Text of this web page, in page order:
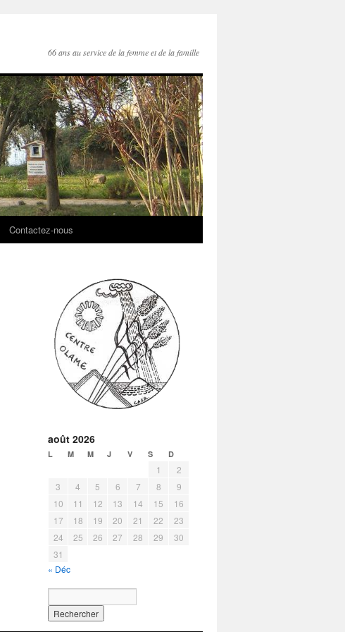
66 ans au service de la femme et de la famille
Contactez-nous
août 2026
L M M J V S D
1
2
3
4 5 6 7 8
9
10
11 12 13 14 15
16
17
18 19 20 21 22
23
24
25 26 27 28 29
30
31
« Déc